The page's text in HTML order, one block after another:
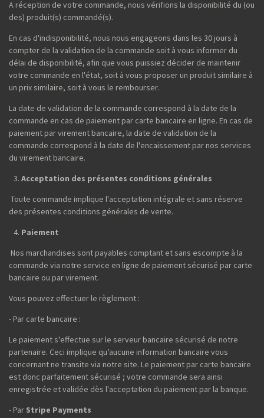
A réception de votre commande, nous vérifions la disponibilité du (ou
des) produit(s) commandé(s).
En cas d'indisponibilité, nous nous engageons dans les 30 jours à
compter de la validation de la commande soit à vous informer du
délai de disponibilité, afin que vous puissiez décider de maintenir
votre commande en l'état, soit à vous proposer un produit similaire à
un prix similaire, soit à vous le rembourser.
La date de validation de la commande correspond à la date de la
commande en cas de paiement par carte bancaire en ligne. En cas de
paiement par virement bancaire, la date de validation de la
commande correspond à la date de l'encaissement par nos services
du virement bancaire.
Acceptation des présentes conditions générales
Toute commande implique l'acceptation intégrale et sans réserve
des présentes conditions générales de vente.
Paiement
Nos marchandises sont payables comptant et sans escompte à la
commande via notre service en ligne de paiement sécurisé par carte
bancaire ou par virement.
Vous pouvez effectuer le règlement :
- Par carte bancaire :
Le paiement s'effectue sur le serveur bancaire sécurisé de notre
partenaire. Ceci implique qu’aucune information bancaire vous
concernant ne transite via notre site. Le paiement par carte bancaire
est donc parfaitement sécurisé ; votre commande sera ainsi
enregistrée et validée dès l'acceptation du paiement par la banque.
- Par Stripe Payments